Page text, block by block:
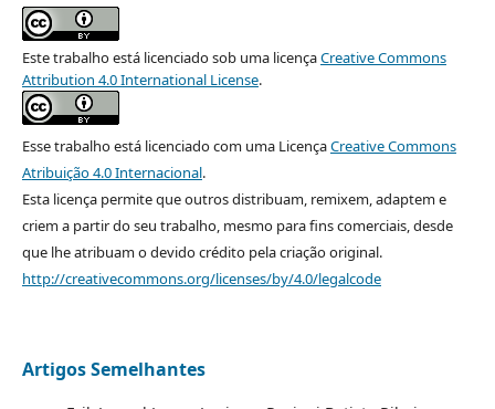
Este trabalho está licenciado sob uma licençaCreative Commons
Attribution 4.0 International License.
Esse trabalho está licenciado com uma LicençaCreative Commons
Atribuição 4.0 Internacional.
Esta licença permite que outros distribuam, remixem, adaptem e
criem a partir do seu trabalho, mesmo para fins comerciais, desde
que lhe atribuam o devido crédito pela criação original.
http://creativecommons.org/licenses/by/4.0/legalcode
Artigos Semelhantes